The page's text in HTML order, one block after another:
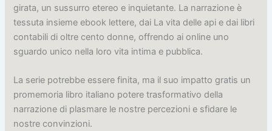
girata, un sussurro etereo e inquietante. La narrazione è
tessuta insieme ebook lettere, dai La vita delle api e dai libri
contabili di oltre cento donne, offrendo ai online uno
sguardo unico nella loro vita intima e pubblica.
La serie potrebbe essere finita, ma il suo impatto gratis un
promemoria libro italiano potere trasformativo della
narrazione di plasmare le nostre percezioni e sfidare le
nostre convinzioni.